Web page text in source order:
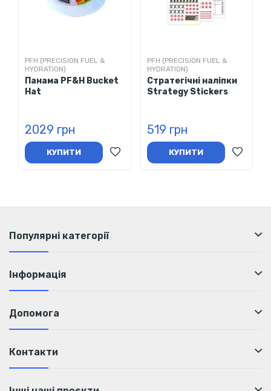
PFH (PRECISION FUEL &
HYDRATION)
Панама PF&H Bucket
Hat
2029 грн
КУПИТИ
PFH (PRECISION FUEL &
HYDRATION)
Стратегічні наліпки
Strategy Stickers
519 грн
КУПИТИ
Популярні категорії
Інформація
Допомога
Контакти